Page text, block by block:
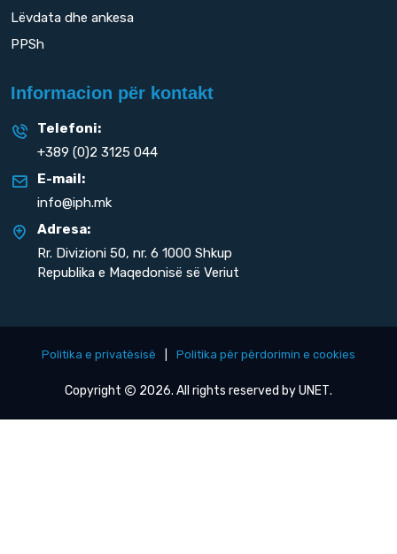
Lëvdata dhe ankesa
PPSh
Informacion për kontakt
Telefoni:
+389 (0)2 3125 044
E-mail:
info@iph.mk
Adresa:
Rr. Divizioni 50, nr. 6 1000 Shkup
Republika e Maqedonisë së Veriut
Politika e privatësisë Politika për përdorimin e cookies
Copyright 2026. All rights reserved byUNET.